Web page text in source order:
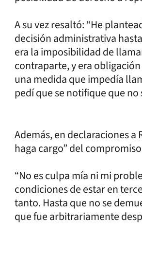
A su vez resaltó: “He
decisión administrativa
era la imposibilidad de
contraparte, y era
una medida que impedía
pedí que se notifique que
Además, en declaraciones a
haga cargo” del
“No es culpa mía ni mi
condiciones de estar en
tanto. Hasta que no se
que fue arbitrariamente